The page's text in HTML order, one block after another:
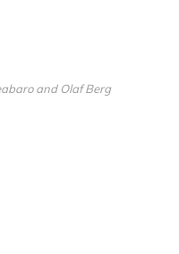
and Olaf Berg